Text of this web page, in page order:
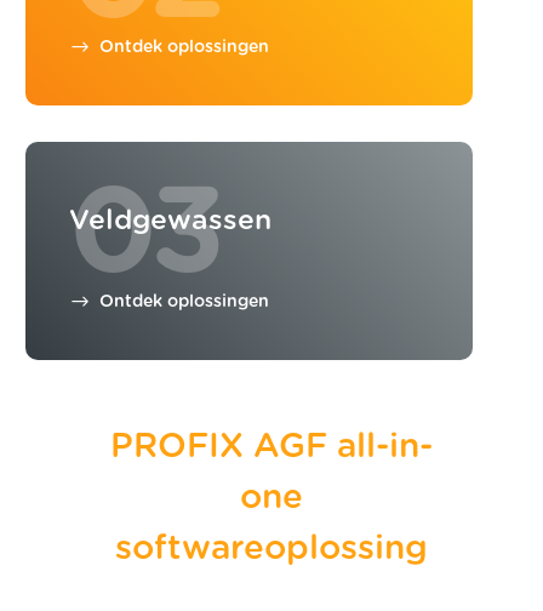
Ontdek oplossingen
Veldgewassen
03
Ontdek oplossingen
PROFIX AGF all-in-
one
softwareoplossing